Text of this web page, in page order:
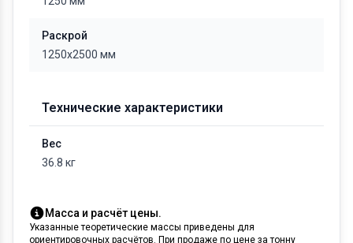
Раскрой
1250х2500 мм
Технические характеристики
Вес
36.8 кг
Масса и расчёт цены.
Указанные теоретические массы приведены для
ориентировочных расчётов. При продаже по цене за тонну